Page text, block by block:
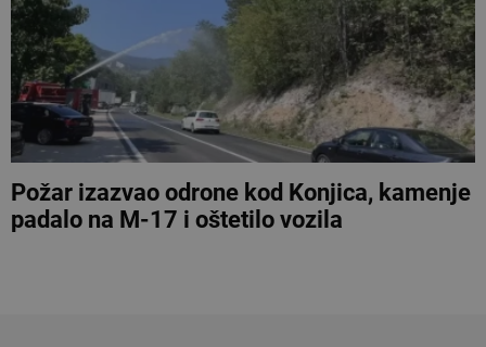
Požar izazvao odrone kod Konjica, kamenje
padalo na M-17 i oštetilo vozila